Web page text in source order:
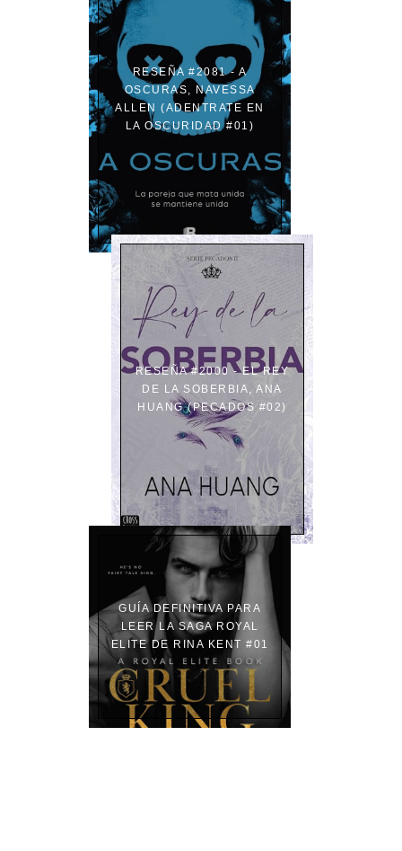
RESEÑA #2081 - A
OSCURAS, NAVESSA
ALLEN (ADENTRATE EN
LA OSCURIDAD #01)
RESEÑA #2000 - EL REY
DE LA SOBERBIA, ANA
HUANG (PECADOS #02)
GUÍA DEFINITIVA PARA
LEER LA SAGA ROYAL
ELITE DE RINA KENT #01